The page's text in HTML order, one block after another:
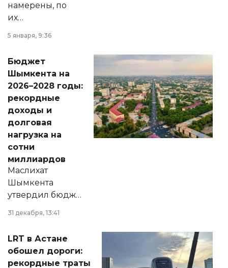
намерены, по
их
принести
народу
Венесуэлы.
5 января, 9:36
Бюджет
Шымкента на
2026–2028 годы:
рекордные
доходы и
долговая
нагрузка на
сотни
миллиардов
Маслихат
Шымкента
утвердил бюджет
города на 2026–
2028 годы.
документ
появился в базе
31 декабря, 13:41
LRT в Астане
обошел дороги:
рекордные траты